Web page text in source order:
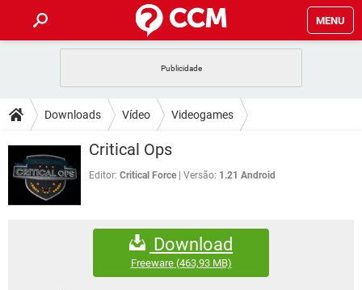
MENU
CELULAR FACEBOOK
OUTLOOK
INSTAGRAM GMAIL
GUIA DE COMPRAS
DICAS
JOGOS WHATSAPP
CELULAR
OUTLOOK
DOWNLOADS
JOGOS WHATSAPP
CELULAR
EXCEL
GMAIL
FÓRUM
FACEBOOK
EXCEL
WHATSAPP
Downloads Vídeo Videogames
Critical Ops
Editor: Critical Force Versão: 1.21 Android
Download
Freeware(463,93 MB)